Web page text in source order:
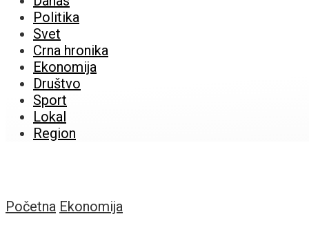
Politika
Svet
Crna hronika
Ekonomija
Društvo
Sport
Lokal
Region
Početna Ekonomija